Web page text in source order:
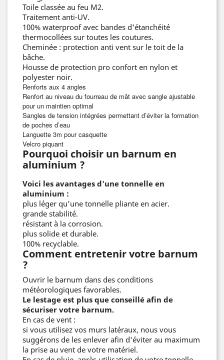
Toile classée au feu M2.
Traitement anti-UV.
100% waterproof avec bandes d'étanchéité
thermocollées sur toutes les coutures.
Cheminée : protection anti vent sur le toit de la
bâche.
Housse de protection pro confort en nylon et
polyester noir.
Renforts aux 4 angles
Renfort au niveau du fourreau de mât avec sangle ajustable
pour un maintien optimal
Sangles de tension intégrées permettant d’éviter la formation
de poches d’eau
Languette 3m pour casquette
Velcro piquant
Pourquoi choisir un barnum en
aluminium ?
Voici les avantages d'une tonnelle en
aluminium :
plus léger qu'une tonnelle pliante en acier.
grande stabilité.
résistant à la corrosion.
plus solide et durable.
100% recyclable.
Comment entretenir votre barnum
?
Ouvrir le barnum dans des conditions
météorologiques favorables.
Le lestage est plus que conseillé afin de
sécuriser votre barnum.
En cas de vent :
si vous utilisez vos murs latéraux, nous vous
suggérons de les enlever afin d'éviter au maximum
la prise au vent de votre matériel.